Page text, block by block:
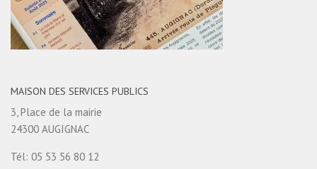
MAISON DES SERVICES PUBLICS
3, Place de la mairie
24300 AUGIGNAC
Tél: 05 53 56 80 12